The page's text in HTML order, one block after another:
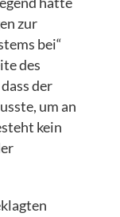
zur
bei“
des
der
um an
kein